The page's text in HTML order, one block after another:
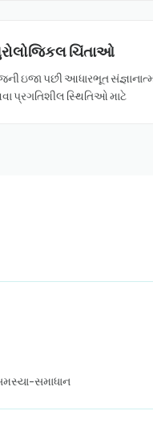
ચિંતાઓ
ઇજા પછી આધારભૂત
પ્રગતિશીલ સ્થિતિઓ માટે
સમાધાન